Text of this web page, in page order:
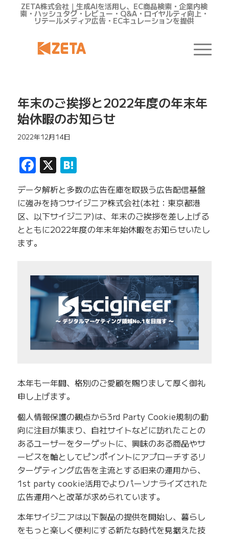
ZETA株式会社｜生成AIを活用し、EC商品検索・企業内検
索・ハッシュタグ・レビュー・Q&A・ロイヤルティ向上・
リテールメディア広告・ECキュレーションを提供
年末のご挨拶と2022年度の年末年
始休暇のお知らせ
2022年12月14日
Facebook
X Hatena
データ解析と多数の広告在庫を取扱う広告配信基盤
に強みを持つサイジニア株式会社(本社：東京都港
区、以下サイジニア)は、年末のご挨拶を差し上げる
とともに2022年度の年末年始休暇をお知らせいたし
ます。
本年も一年間、格別のご愛顧を賜りまして厚く御礼
申し上げます。
個人情報保護の観点から3rd Party Cookie規制の動
向に注目が集まり、自社サイトなどに訪れたことの
あるユーザーをターゲットに、興味のある商品やサ
ービスを軸としてピンポイントにアプローチするリ
ターゲティング広告を主流とする旧来の運用から、
1st party cookie活用でよりパーソナライズされた
広告運用へと改革が求められています。
本年サイジニアは以下製品の提供を開始し、暮らし
をもっと楽しく便利にする新たな時代を見据えた技